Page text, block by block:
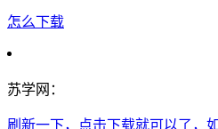
怎么下载
苏学网：
刷新一下，点击下载就可以了，